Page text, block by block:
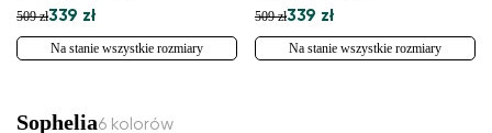
509 zł339 zł
Na stanie wszystkie rozmiary
509 zł339 zł
Na stanie wszystkie rozmiary
Sophelia6 kolorów